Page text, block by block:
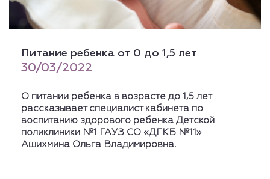
Питание ребенка от 0 до 1,5 лет
30/03/2022
О питании ребенка в возрасте до 1,5 лет
рассказывает специалист кабинета по
воспитанию здорового ребенка Детской
поликлиники №1 ГАУЗ СО «ДГКБ №11»
Ашихмина Ольга Владимировна.